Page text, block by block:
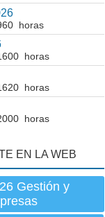
horas
horas
horas
horas
EN LA WEB
Gestión y